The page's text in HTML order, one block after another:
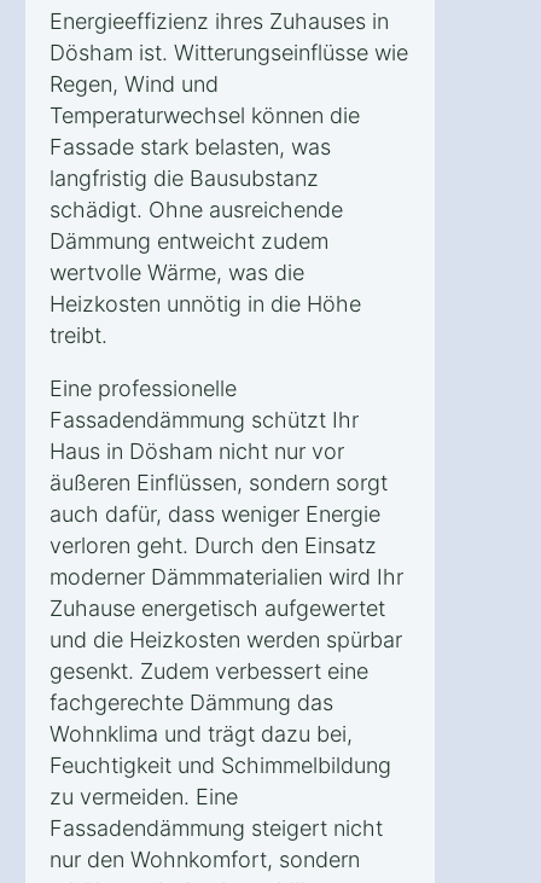
Energieeffizienz ihres Zuhauses in
Dösham ist. Witterungseinflüsse wie
Regen, Wind und
Temperaturwechsel können die
Fassade stark belasten, was
langfristig die Bausubstanz
schädigt. Ohne ausreichende
Dämmung entweicht zudem
wertvolle Wärme, was die
Heizkosten unnötig in die Höhe
treibt.
Eine professionelle
Fassadendämmung schützt Ihr
Haus in Dösham nicht nur vor
äußeren Einflüssen, sondern sorgt
auch dafür, dass weniger Energie
verloren geht. Durch den Einsatz
moderner Dämmmaterialien wird Ihr
Zuhause energetisch aufgewertet
und die Heizkosten werden spürbar
gesenkt. Zudem verbessert eine
fachgerechte Dämmung das
Wohnklima und trägt dazu bei,
Feuchtigkeit und Schimmelbildung
zu vermeiden. Eine
Fassadendämmung steigert nicht
nur den Wohnkomfort, sondern